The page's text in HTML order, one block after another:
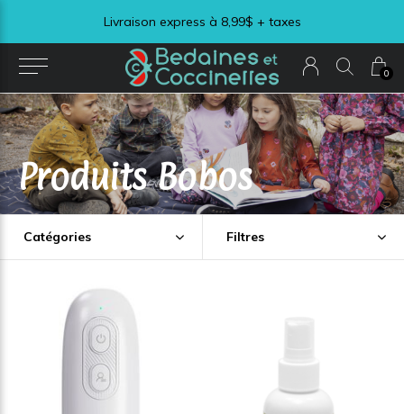
0
Livraison express à 8,99$ + taxes
Produits Bobos
Catégories Filtres